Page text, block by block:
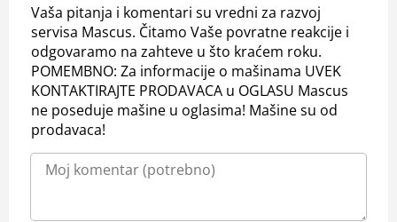
Vaša pitanja i komentari su vredni za razvoj
servisa Mascus. Čitamo Vaše povratne reakcije i
odgovaramo na zahteve u što kraćem roku.
POMEMBNO: Za informacije o mašinama UVEK
KONTAKTIRAJTE PRODAVACA u OGLASU Mascus
ne poseduje mašine u oglasima! Mašine su od
prodavaca!